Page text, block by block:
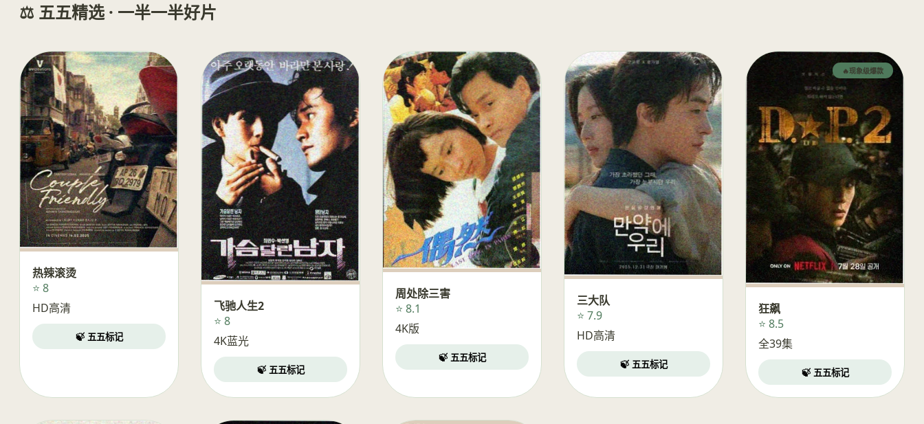
⚖️ 五五精选 · 一半一半好片
热辣滚烫
⭐ 8
HD高清
🍃 五五标记
飞驰人生2
⭐ 8
4K蓝光
🍃 五五标记
周处除三害
⭐ 8.1
4K版
🍃 五五标记
三大队
⭐ 7.9
HD高清
🍃 五五标记
🔥现象级爆款
狂飙
⭐ 8.5
全39集
🍃 五五标记